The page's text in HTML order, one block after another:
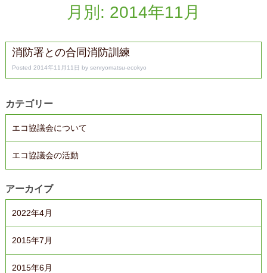
月別: 2014年11月
消防署との合同消防訓練
Posted 2014年11月11日 by senryomatsu-ecokyo
カテゴリー
エコ協議会について
エコ協議会の活動
アーカイブ
2022年4月
2015年7月
2015年6月